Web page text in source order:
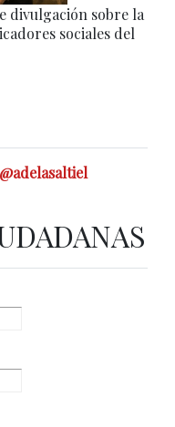
divulgación sobre la
sociales del